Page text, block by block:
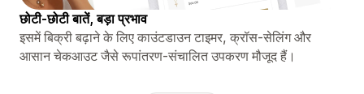
छोटी-छोटी बातें, बड़ा प्रभाव
इसमें बिक्री बढ़ाने के लिए काउंटडाउन टाइमर, क्रॉस-सेलिंग और
आसान चेकआउट जैसे रूपांतरण-संचालित उपकरण मौजूद हैं।